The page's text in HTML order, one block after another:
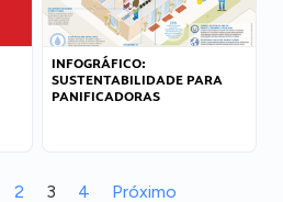
INFOGRÁFICO:
SUSTENTABILIDADE PARA
PANIFICADORAS
2 3 4 Próximo